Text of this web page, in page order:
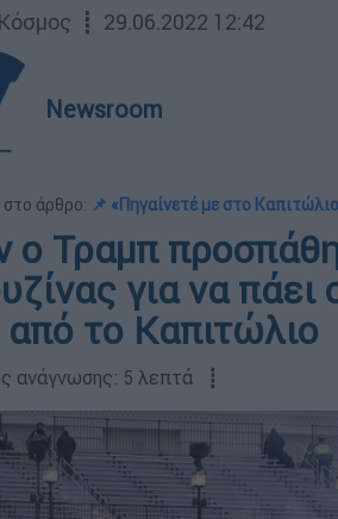
Κόσμος ┋ 29.06.2022 12:42
Newsroom
άρθρο: 📌 «Πηγαίνετέ με στο
ο Τραμπ
για να
το Καπιτώλιο
ανάγνωσης: 5 λεπτά ┋